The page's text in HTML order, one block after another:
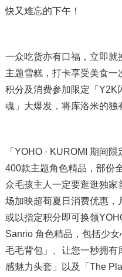
快又难忘的下午！
一众吃货亦有口福，立即就
主题雪糕，打卡享受美食
积分及消费参加限定「Y2K
魂」大爆发，将库洛米的独
「YOHO · KUROMI 期间
400款主题角色精品，部份
众毛孩主人一定要逛逛独家
场加映超荀夏日消费优惠，
或以指定积分即可换领
Sanrio 角色精品，包括少
毛毛背包」、让您一秒拥有
感魅力头套」以及「The